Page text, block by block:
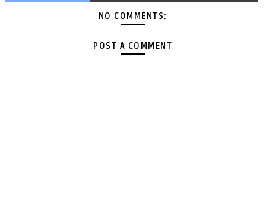
NO COMMENTS:
POST A COMMENT